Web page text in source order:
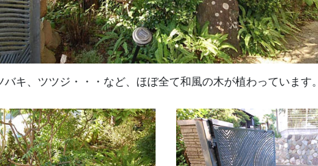
バキ、ツツジ・・・など、ほぼ全て和風の木が植わっています。